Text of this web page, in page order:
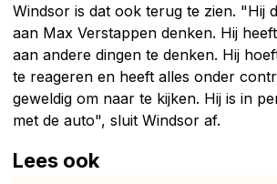
Windsor is dat ook terug te zien. "Hij
aan Max Verstappen denken. Hij
aan andere dingen te denken. Hij
te reageren en heeft alles onder
geweldig om naar te kijken. Hij is in
met de auto", sluit Windsor af.
Lees ook